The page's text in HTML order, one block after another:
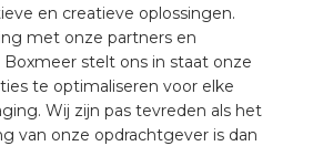
en creatieve oplossingen.
met onze partners en
stelt ons in staat onze
te optimaliseren voor elke
Wij zijn pas tevreden als het
van onze opdrachtgever is dan